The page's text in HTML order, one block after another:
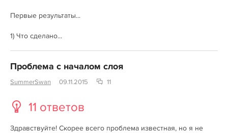
Первые результаты...
1) Что сделано...
Проблема с началом слоя
SummerSwan 09.11.2015 11
11 ответов
Здравствуйте! Скорее всего проблема известная, но я не